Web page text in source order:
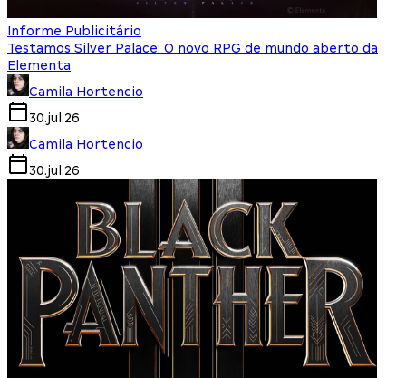
Informe Publicitário
Testamos Silver Palace: O novo RPG de mundo aberto da
Elementa
Camila Hortencio
30.jul.26
Camila Hortencio
30.jul.26